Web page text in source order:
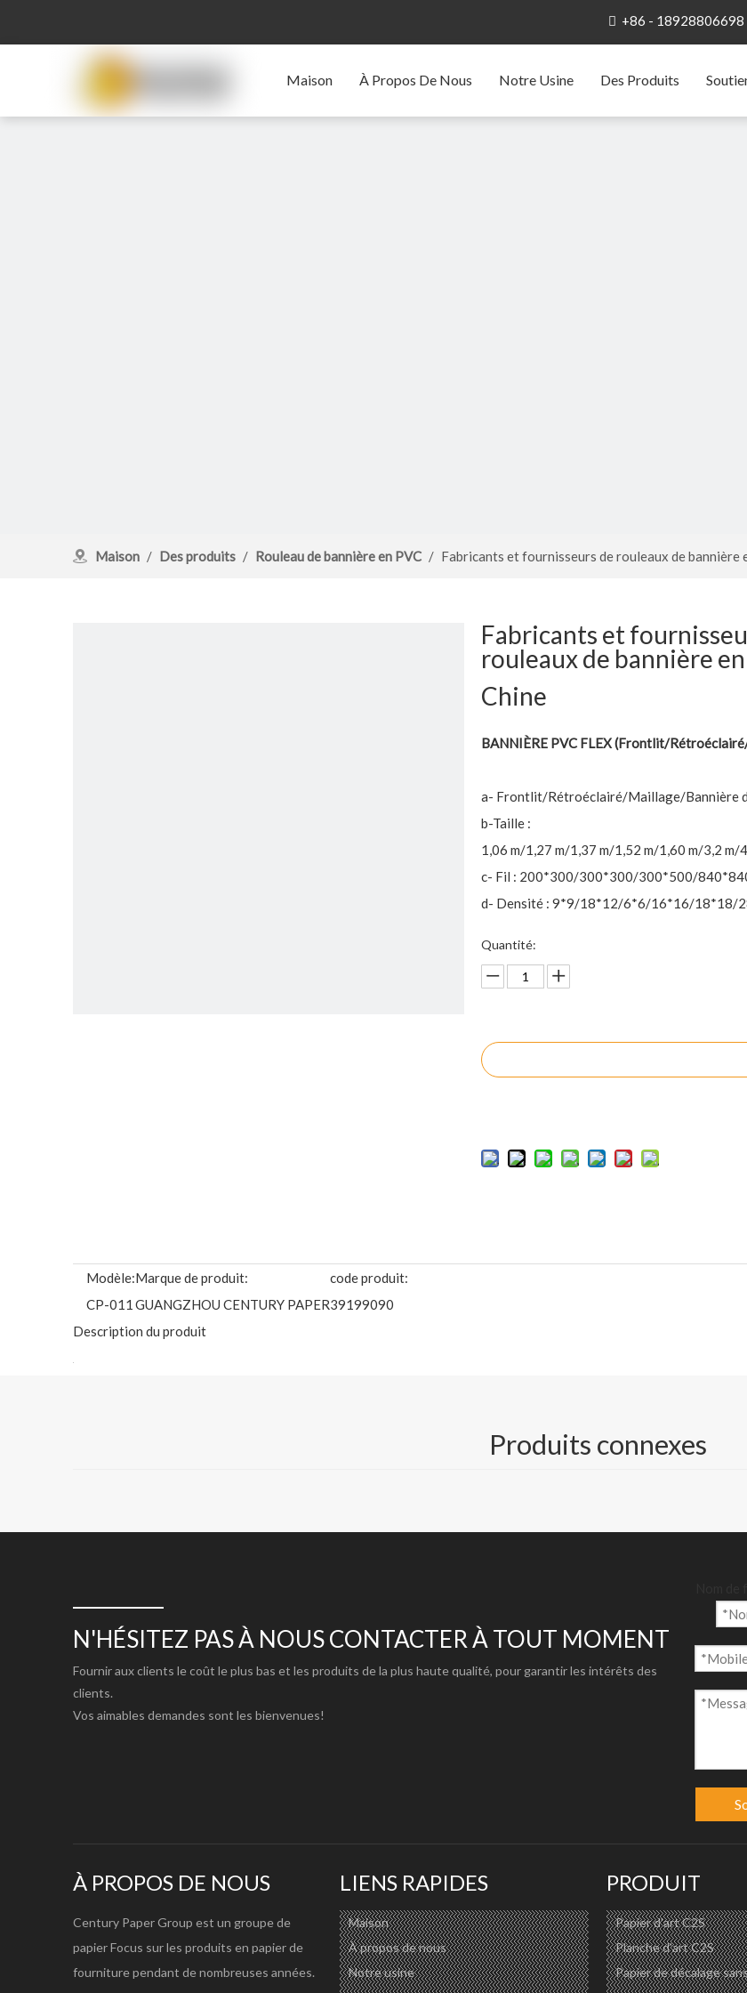
 +86 -
Maison À Propos De Nous Notre Usine Des Produits
Maison / Des produits / Rouleau de bannière en PVC / Fabricants et fournisseurs de rouleaux de bannière
Fabricants et
rouleaux de bannière
Chine
BANNIÈRE PVC FLEX (Frontlit/
a- Frontlit/Rétroéclairé/Maillage/Bannière
b-Taille :
1,06 m/1,27 m/1,37 m/1,52 m/1,60 m/3,2 m/
c- Fil : 200*300/300*300/300*500/
d- Densité : 9*9/18*12/6*6/16*16/18*18/
Quantité:
Modèle:
CP-011
Marque de produit:
GUANGZHOU CENTURY PAPER
code produit:
39199090
Description du produit
SUBSTANCE DISPONIBLE: (Envoyez-nous un e-mail pour les spécifications détaillées de TDS)
Densité
18X12 12X18 9X9 16X16 18X18 20X20 28X28 42X40
Longueur:
30m, 50m, 70m, 100m
Couleur:
Blanc;Blanc noir;Blanc gris
Spécification plus détaillée, veuillez vérifier:
https://www.centurypapergroup.com/download.html
CARACTÉRISTIQUES DU PRODUIT:
1) Tissu de base très solide.Surface lisse.
Produits connexes
N'HÉSITEZ PAS À NOUS CONTACTER À TOUT MOMENT
Fournir aux clients le coût le plus bas et les produits de la plus haute qualité, pour garantir les intérêts des
clients.
Vos aimables demandes sont les bienvenues!
À PROPOS DE NOUS
Century Paper Group est un groupe de
papier Focus sur les produits en papier de
fourniture pendant de nombreuses années.
LIENS RAPIDES
Maison
À propos de nous
Notre usine
PRODUIT
Papier d'art C2S
Planche d'art C2S
Papier de décalage